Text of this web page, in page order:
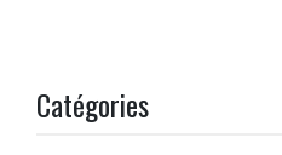
Catégories